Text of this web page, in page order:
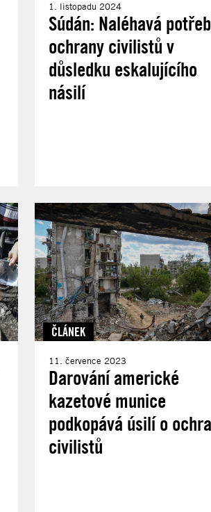
1. listopadu 2024
Súdán: Naléhavá
ochrany civilistů v
důsledku eskalujícího
násilí
ČLÁNEK
11. července 2023
Darování americké
kazetové munice
podkopává úsilí o
civilistů